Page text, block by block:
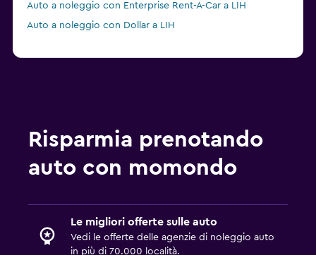
Auto a noleggio con Enterprise Rent-A-Car a LIH
Auto a noleggio con Dollar a LIH
Risparmia prenotando
auto con momondo
Le migliori offerte sulle auto
Vedi le offerte delle agenzie di noleggio auto
in più di 70.000 località.